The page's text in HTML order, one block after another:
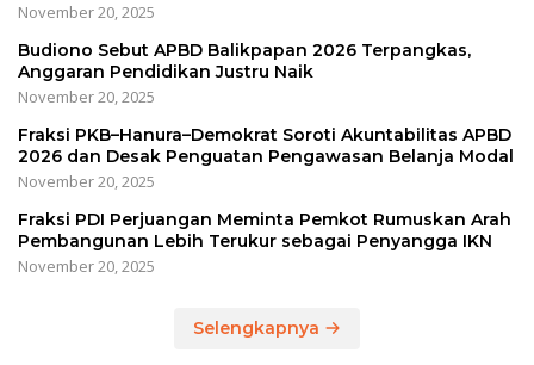
November 20, 2025
Budiono Sebut APBD Balikpapan 2026 Terpangkas,
Anggaran Pendidikan Justru Naik
November 20, 2025
Fraksi PKB–Hanura–Demokrat Soroti Akuntabilitas APBD
2026 dan Desak Penguatan Pengawasan Belanja Modal
November 20, 2025
Fraksi PDI Perjuangan Meminta Pemkot Rumuskan Arah
Pembangunan Lebih Terukur sebagai Penyangga IKN
November 20, 2025
Selengkapnya